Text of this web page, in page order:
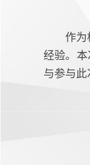
作为
经验。
与参与